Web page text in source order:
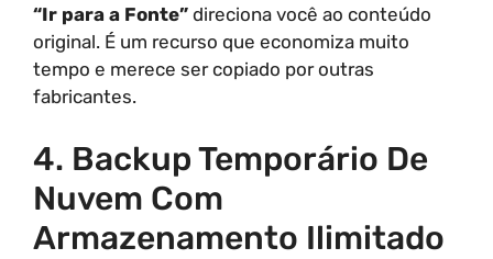
“Ir para a Fonte” direciona você ao conteúdo
original. É um recurso que economiza muito
tempo e merece ser copiado por outras
fabricantes.
4. Backup Temporário De
Nuvem Com
Armazenamento Ilimitado